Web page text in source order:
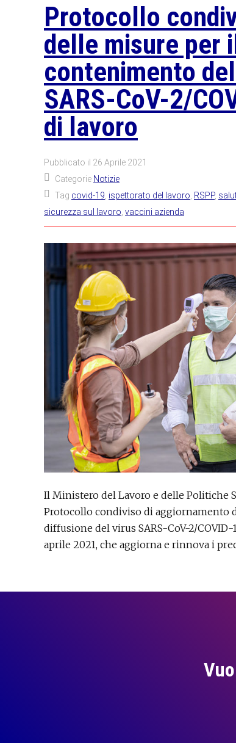
Protocollo
delle misure per
contenimento
SARS-CoV-2/
di lavoro
Pubblicato il 26 Aprile 2021
Categorie Notizie
Tag covid-19 ispettorato del lavoro RSPP,
sicurezza sul lavoro vaccini azienda
Il Ministero del Lavoro e delle Politiche
Protocollo condiviso di aggiornamento
diffusione del virus SARS-CoV-2/
aprile 2021, che aggiorna e rinnova i